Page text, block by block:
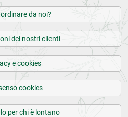
da noi?
dei nostri clienti
e cookies
cookies
per chi è lontano